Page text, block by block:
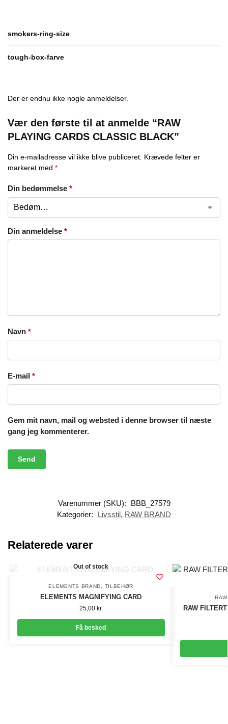
smokers-ring-size
tough-box-farve
Der er endnu ikke nogle anmeldelser.
Vær den første til at anmelde “RAW
PLAYING CARDS CLASSIC BLACK”
Din e-mailadresse vil ikke blive publiceret. Krævede felter er
markeret med *
Din bedømmelse *
Din anmeldelse *
Navn *
E-mail *
Gem mit navn, mail og websted i denne browser til næste
gang jeg kommenterer.
Varenummer (SKU):
BBB_27579
Kategorier:
Livsstil, RAW BRAND
Relaterede varer
Out of stock
ELEMENTS BRAND TILBEHØR
ELEMENTS MAGNIFYING CARD
25,00 kr.
Få besked
RAW